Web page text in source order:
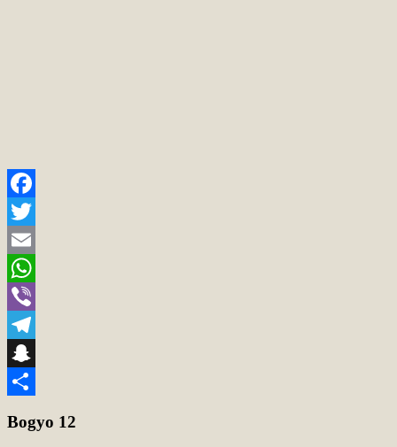
Facebook
Twitter
Email
WhatsApp
Viber
Telegram
Snapchat
Bogyo 12